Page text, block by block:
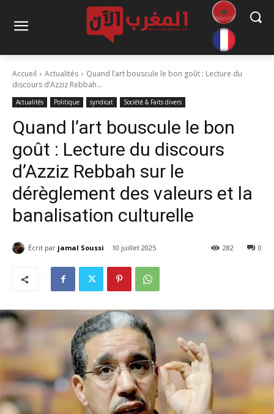
Accueil Actualités
Quand l’art bouscule le bon goût : Lecture du
discours d’Azziz Rebbah...
Actualités Politique syndicat Société & Faits divers
Quand l’art bouscule le bon
goût : Lecture du discours
d’Azziz Rebbah sur le
dérèglement des valeurs et la
banalisation culturelle
Écrit par jamal Soussi 10 juillet 2025 0
282